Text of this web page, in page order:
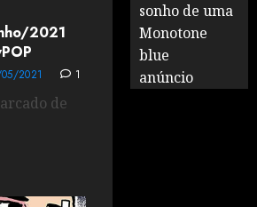
2021
2021 1
de
sonho de uma
Monotone
blue
anúncio